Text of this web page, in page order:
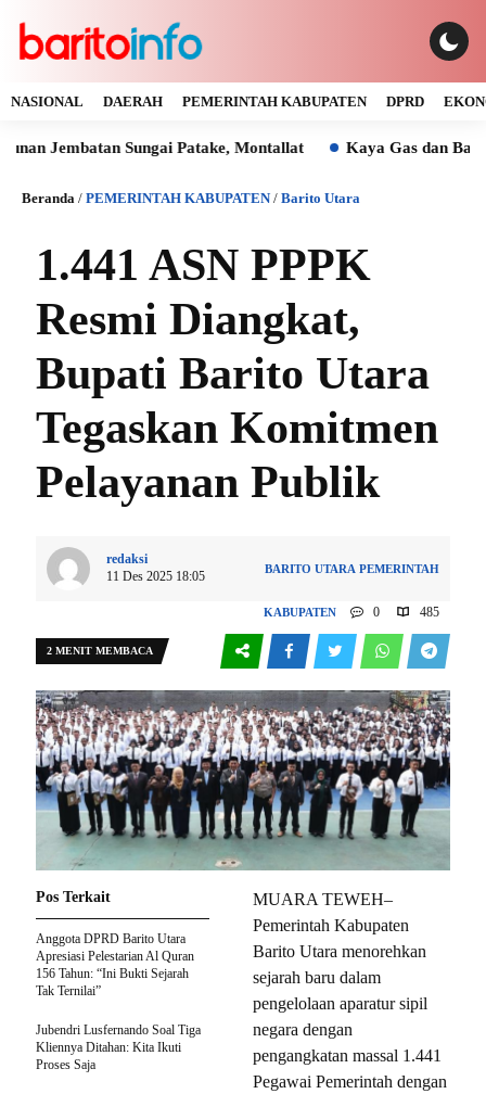
NASIONAL DAERAH PEMERINTAH KABUPATEN DPRD
Sungai Patake, Montallat Kaya Gas dan Batu Bara
Beranda / PEMERINTAH KABUPATEN/ Barito Utara
1.441 ASN PPPK
Resmi Diangkat,
Bupati Barito Utara
Tegaskan Komitmen
Pelayanan Publik
redaksi
11 Des 2025 18:05
BARITO UTARA PEMERINTAH
KABUPATEN 0 485
2 MENIT MEMBACA
MUARA TEWEH–
Pemerintah Kabupaten
Barito Utara menorehkan
sejarah baru dalam
pengelolaan aparatur sipil
negara dengan
pengangkatan massal 1.441
Pegawai Pemerintah dengan
Pos Terkait
Anggota DPRD Barito Utara
Apresiasi Pelestarian Al Quran
156 Tahun: “Ini Bukti Sejarah
Tak Ternilai”
Jubendri Lusfernando Soal Tiga
Kliennya Ditahan: Kita Ikuti
Proses Saja